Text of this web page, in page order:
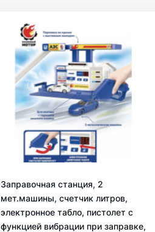
Заправочная станция, 2
мет.машины, счетчик литров,
электронное табло, пистолет с
функцией вибрации при заправке,